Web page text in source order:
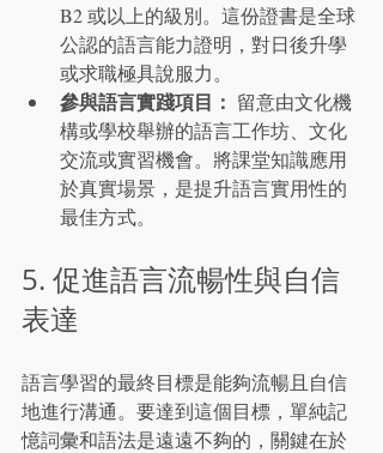
B2 或以上的級別。這份證書是全球
公認的語言能力證明，對日後升學
或求職極具說服力。
參與語言實踐項目： 留意由文化機
構或學校舉辦的語言工作坊、文化
交流或實習機會。將課堂知識應用
於真實場景，是提升語言實用性的
最佳方式。
5. 促進語言流暢性與自信
表達
語言學習的最終目標是能夠流暢且自信
地進行溝通。要達到這個目標，單純記
憶詞彙和語法是遠遠不夠的，關鍵在於